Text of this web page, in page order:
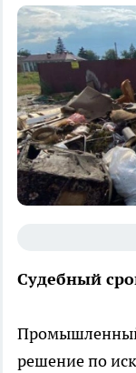
Судебный
решение по